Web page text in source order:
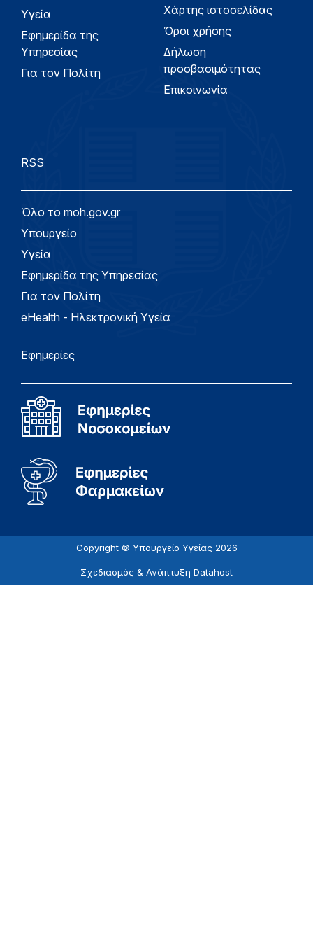
Υγεία
Εφημερίδα της
Υπηρεσίας
Για τον Πολίτη
Χάρτης ιστοσελίδας
Όροι χρήσης
Δήλωση
προσβασιμότητας
Επικοινωνία
RSS
Όλο το moh.gov.gr
Υπουργείο
Υγεία
Εφημερίδα της Υπηρεσίας
Για τον Πολίτη
eHealth - Ηλεκτρονική Υγεία
Εφημερίες
Copyright © Υπουργείο Υγείας 2026
Σχεδιασμός & Ανάπτυξη Datahost